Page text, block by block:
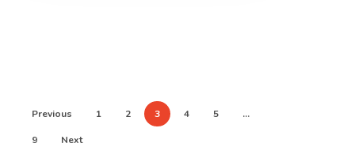
Previous 1 2 3 4 5 …
9 Next